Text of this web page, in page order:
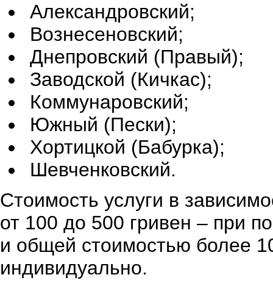
Александровский;
Вознесеновский;
Днепровский (Правый);
Заводской (Кичкас);
Коммунаровский;
Южный (Пески);
Хортицкой (Бабурка);
Шевченковский.
Стоимость услуги в
от 100 до 500 гривен – при
и общей стоимостью более
индивидуально.